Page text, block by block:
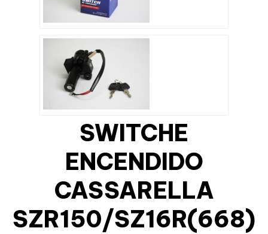
SWITCHE
ENCENDIDO
CASSARELLA
SZR150/SZ16R(668)